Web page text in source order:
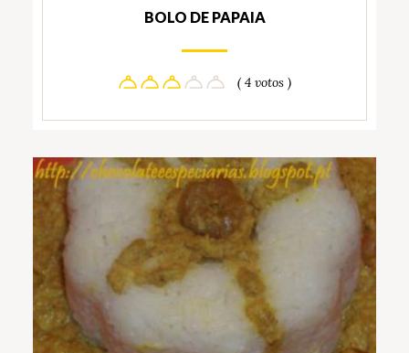
BOLO DE PAPAIA
( 4 votos )